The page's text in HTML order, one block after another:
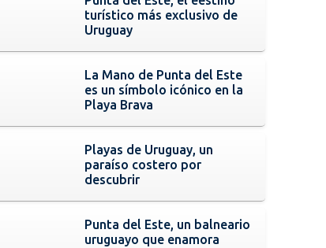
turístico más exclusivo de
Uruguay
La Mano de Punta del Este
es un símbolo icónico en la
Playa Brava
Playas de Uruguay, un
paraíso costero por
descubrir
Punta del Este, un balneario
uruguayo que enamora